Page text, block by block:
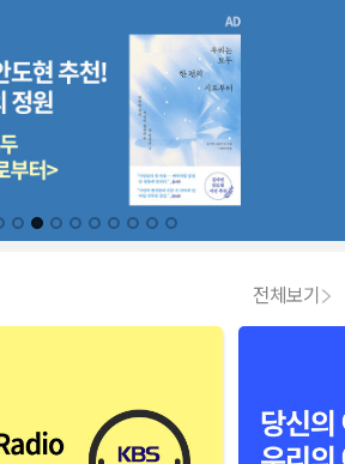
전체보기